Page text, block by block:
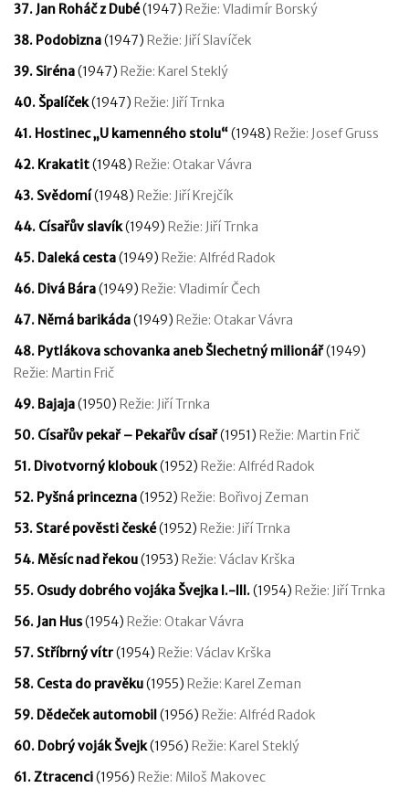
37. Jan Roháč z Dubé(1947) Režie: Vladimír Borský
38. Podobizna(1947) Režie: Jiří Slavíček
39. Siréna(1947) Režie: Karel Steklý
40. Špalíček(1947) Režie: Jiří Trnka
41. Hostinec „U kamenného stolu“(1948) Režie: Josef Gruss
42. Krakatit(1948) Režie: Otakar Vávra
43. Svědomí(1948) Režie: Jiří Krejčík
44. Císařův slavík(1949) Režie: Jiří Trnka
45. Daleká cesta(1949) Režie: Alfréd Radok
46. Divá Bára(1949) Režie: Vladimír Čech
47. Němá barikáda(1949) Režie: Otakar Vávra
48. Pytlákova schovanka aneb Šlechetný milionář(1949)
Režie: Martin Frič
49. Bajaja(1950) Režie: Jiří Trnka
50. Císařův pekař – Pekařův císař(1951) Režie: Martin Frič
51. Divotvorný klobouk(1952) Režie: Alfréd Radok
52. Pyšná princezna(1952) Režie: Bořivoj Zeman
53. Staré pověsti české(1952) Režie: Jiří Trnka
54. Měsíc nad řekou(1953) Režie: Václav Krška
55. Osudy dobrého vojáka Švejka I.-III.(1954) Režie: Jiří Trnka
56. Jan Hus(1954) Režie: Otakar Vávra
57. Stříbrný vítr(1954) Režie: Václav Krška
58. Cesta do pravěku(1955) Režie: Karel Zeman
59. Dědeček automobil (1956) Režie: Alfréd Radok
60. Dobrý voják Švejk(1956) Režie: Karel Steklý
61. Ztracenci(1956) Režie: Miloš Makovec